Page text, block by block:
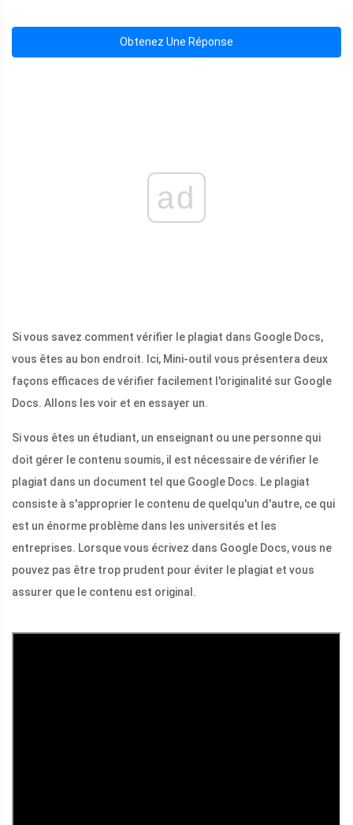
Obtenez Une Réponse
ad
Si vous savez comment vérifier le plagiat dans Google Docs,
vous êtes au bon endroit. Ici, Mini-outil vous présentera deux
façons efficaces de vérifier facilement l'originalité sur Google
Docs. Allons les voir et en essayer un.
Si vous êtes un étudiant, un enseignant ou une personne qui
doit gérer le contenu soumis, il est nécessaire de vérifier le
plagiat dans un document tel que Google Docs. Le plagiat
consiste à s'approprier le contenu de quelqu'un d'autre, ce qui
est un énorme problème dans les universités et les
entreprises. Lorsque vous écrivez dans Google Docs, vous ne
pouvez pas être trop prudent pour éviter le plagiat et vous
assurer que le contenu est original.